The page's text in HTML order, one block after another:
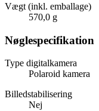
Vægt (inkl. emballage)
570,0 g
Nøglespecifikation
Type digitalkamera
Polaroid kamera
Billedstabilisering
Nej